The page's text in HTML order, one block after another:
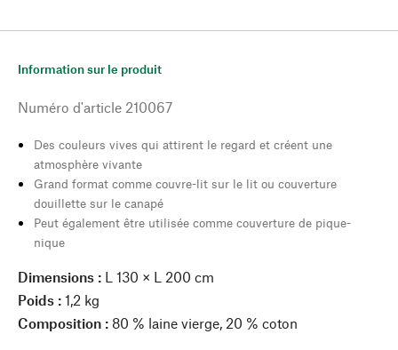
Information sur le produit
Numéro d'article 210067
Des couleurs vives qui attirent le regard et créent une
atmosphère vivante
Grand format comme couvre-lit sur le lit ou couverture
douillette sur le canapé
Peut également être utilisée comme couverture de pique-
nique
Dimensions : L 130 × L 200 cm
Poids : 1,2 kg
Composition : 80 % laine vierge, 20 % coton